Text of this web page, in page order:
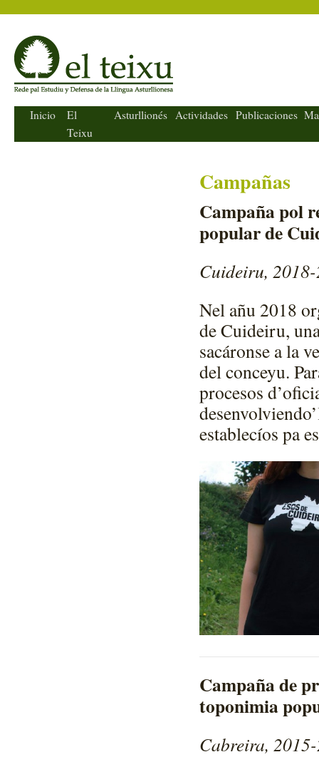
El Teixu
Inicio
El
Teixu
Asturllionés Actividades Publicaciones
Campañas
Campaña pol
popular de
Cuideiru,
Nel añu 2018
de Cuideiru,
sacáronse a la
del conceyu.
procesos
establecíos pa
Campaña de
toponimia
Cabreira,